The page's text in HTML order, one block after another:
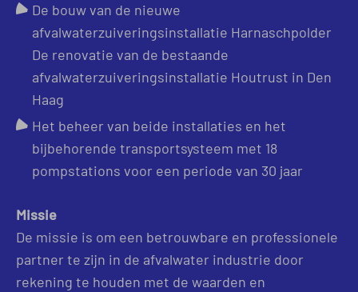
De bouw van de nieuwe
afvalwaterzuiveringsinstallatie Harnaschpolder
De renovatie van de bestaande
afvalwaterzuiveringsinstallatie Houtrust in Den
Haag
Het beheer van beide installaties en het
bijbehorende transportsysteem met 18
pompstations voor een periode van 30 jaar
Missie
De missie is om een betrouwbare en professionele
partner te zijn in de afvalwater industrie door
rekening te houden met de waarden en